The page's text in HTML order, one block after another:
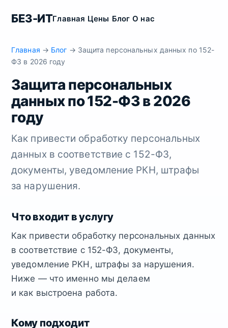
БЕЗ-ИТГлавная Цены Блог О нас
Главная → Блог → Защита персональных данных по 152-
ФЗ в 2026 году
Защита персональных
данных по 152-ФЗ в 2026
году
Как привести обработку персональных
данных в соответствие с 152-ФЗ,
документы, уведомление РКН, штрафы
за нарушения.
Что входит в услугу
Как привести обработку персональных данных
в соответствие с 152-ФЗ, документы,
уведомление РКН, штрафы за нарушения.
Ниже — что именно мы делаем
и как выстроена работа.
Кому подходит